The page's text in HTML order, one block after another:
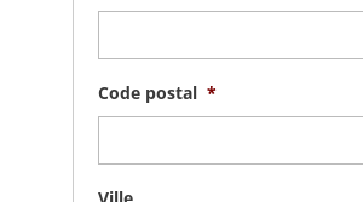
Code postal *